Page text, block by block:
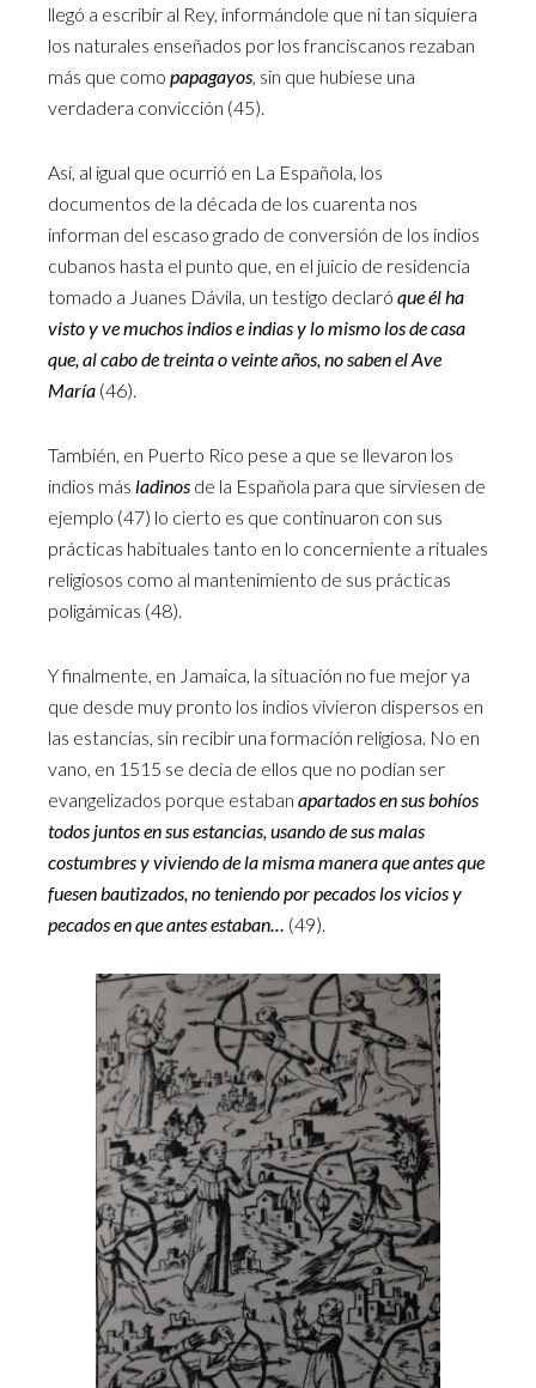
llegó a escribir al Rey, informándole que ni tan siquiera
los naturales enseñados por los franciscanos rezaban
más que como papagayos, sin que hubiese una
verdadera convicción (45).
Así, al igual que ocurrió en La Española, los
documentos de la década de los cuarenta nos
informan del escaso grado de conversión de los indios
cubanos hasta el punto que, en el juicio de residencia
tomado a Juanes Dávila, un testigo declaró que él ha
visto y ve muchos indios e indias y lo mismo los de casa
que, al cabo de treinta o veinte años, no saben el Ave
María (46).
También, en Puerto Rico pese a que se llevaron los
indios más ladinos de la Española para que sirviesen de
ejemplo (47) lo cierto es que continuaron con sus
prácticas habituales tanto en lo concerniente a rituales
religiosos como al mantenimiento de sus prácticas
poligámicas (48).
Y finalmente, en Jamaica, la situación no fue mejor ya
que desde muy pronto los indios vivieron dispersos en
las estancias, sin recibir una formación religiosa. No en
vano, en 1515 se decía de ellos que no podían ser
evangelizados porque estaban apartados en sus bohíos
todos juntos en sus estancias, usando de sus malas
costumbres y viviendo de la misma manera que antes que
fuesen bautizados, no teniendo por pecados los vicios y
pecados en que antes estaban… (49).